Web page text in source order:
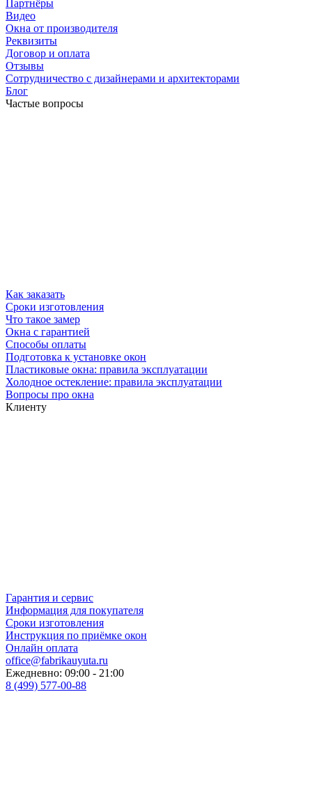
Партнёры
Видео
Окна от производителя
Реквизиты
Договор и оплата
Отзывы
Сотрудничество с дизайнерами и архитекторами
Блог
Частые вопросы
Как заказать
Сроки изготовления
Что такое замер
Окна с гарантией
Способы оплаты
Подготовка к установке окон
Пластиковые окна: правила эксплуатации
Холодное остекление: правила эксплуатации
Вопросы про окна
Клиенту
Гарантия и сервис
Информация для покупателя
Сроки изготовления
Инструкция по приёмке окон
Онлайн оплата
office@fabrikauyuta.ru
Ежедневно: 09:00 - 21:00
8 (499) 577-00-88